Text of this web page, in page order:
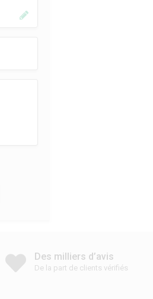
Des milliers d’avis
De la part de clients vérifiés